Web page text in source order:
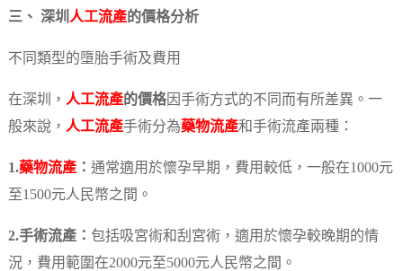
三、 深圳 人工流產的價格分析
不同類型的墮胎手術及費用
在深圳， 人工流產的價格因手術方式的不同而有所差異。一
般來說， 人工流產手術分為藥物流產和手術流產兩種：
1.藥物流產： 通常適用於懷孕早期，費用較低，一般在1000元
至1500元人民幣之間。
2.手術流產： 包括吸宮術和刮宮術，適用於懷孕較晚期的情
況，費用範圍在2000元至5000元人民幣之間。